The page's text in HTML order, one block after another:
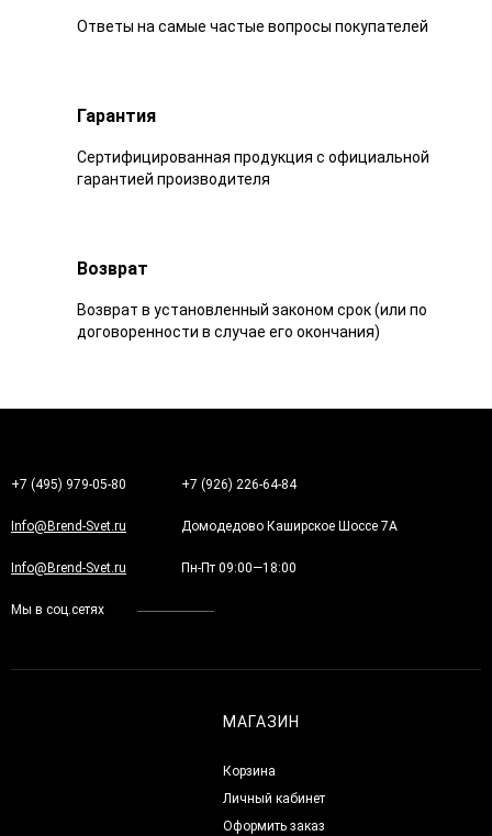
Ответы на самые частые вопросы покупателей
Гарантия
Сертифицированная продукция с официальной
гарантией производителя
Возврат
Возврат в установленный законом срок (или по
договоренности в случае его окончания)
+7 (495) 979-05-80 +7 (926) 226-64-84
Info@Brend-Svet.ru Домодедово Каширское Шоссе 7А
Info@Brend-Svet.ru Пн-Пт 09:00—18:00
Мы в соц.сетях
МАГАЗИН
Корзина
Личный кабинет
Оформить заказ